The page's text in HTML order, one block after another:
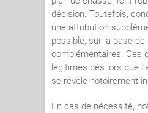
décision. Toutefois,
une attribution
possible, sur la base de
complémentaires. Ces
légitimes dès lors que
se révèle notoirement
En cas de nécessité,